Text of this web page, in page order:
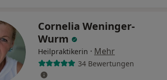
Cornelia Weninger-
Wurm
Heilpraktikerin · Mehr
34 Bewertungen